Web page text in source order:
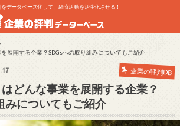
データベース化して、経済活動を活性化させる！
展開する企業？SDGsへの取り組みについてもご紹介
企業の評判DB
どんな事業を展開する企業？
みについてもご紹介